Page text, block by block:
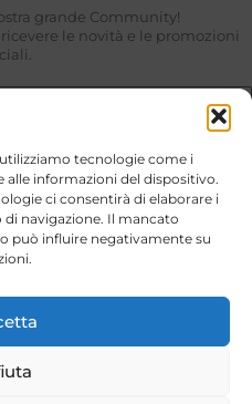
tecnologie come i
alle informazioni del dispositivo.
ci consentirà di elaborare i
navigazione. Il mancato
può influire negativamente su
grande Community!
le novità e le promozioni
i diritti riservati